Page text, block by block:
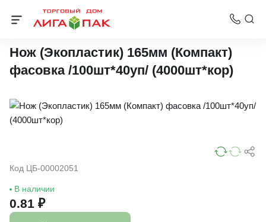
Одноразовые столовые приборы
Нож (Экопластик) 165мм (Компакт)
фасовка /100шт*40уп/ (4000шт*кор)
Код ЦБ-00002051
В наличии
0.81 ₽